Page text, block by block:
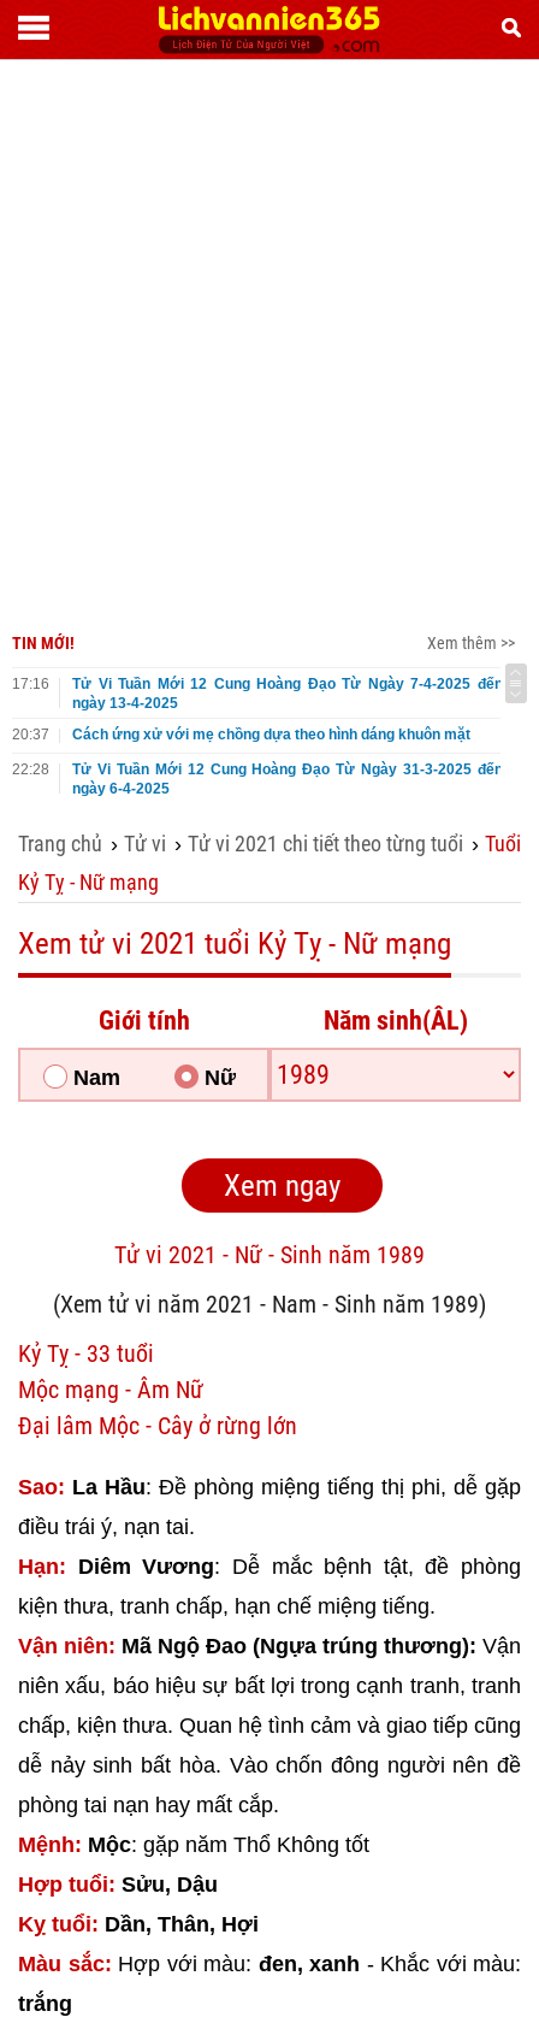
TIN MỚI! Xem thêm >>
17:16
Tử Vi Tuần Mới 12 Cung Hoàng Đạo Từ Ngày 7-4-2025 đến
ngày 13-4-2025
20:37
Cách ứng xử với mẹ chồng dựa theo hình dáng khuôn mặt
22:28
Tử Vi Tuần Mới 12 Cung Hoàng Đạo Từ Ngày 31-3-2025 đến
ngày 6-4-2025
Trang chủ › Tử vi › Tử vi 2021 chi tiết theo từng tuổi › Tuổi
Kỷ Tỵ - Nữ mạng
Xem tử vi 2021 tuổi Kỷ Tỵ - Nữ mạng
Giới tính
Nam Nữ
Năm sinh(ÂL)
Tử vi 2021 - Nữ - Sinh năm 1989
(Xem tử vi năm 2021 - Nam - Sinh năm 1989)
Kỷ Tỵ - 33 tuổi
Mộc mạng - Âm Nữ
Đại lâm Mộc - Cây ở rừng lớn
Sao: La Hầu: Đề phòng miệng tiếng thị phi, dễ gặp
điều trái ý, nạn tai.
Hạn: Diêm Vương: Dễ mắc bệnh tật, đề phòng
kiện thưa, tranh chấp, hạn chế miệng tiếng.
Vận niên: Mã Ngộ Đao (Ngựa trúng thương): Vận
niên xấu, báo hiệu sự bất lợi trong cạnh tranh, tranh
chấp, kiện thưa. Quan hệ tình cảm và giao tiếp cũng
dễ nảy sinh bất hòa. Vào chốn đông người nên đề
phòng tai nạn hay mất cắp.
Mệnh: Mộc: gặp năm Thổ Không tốt
Hợp tuổi: Sửu, Dậu
Kỵ tuổi: Dần, Thân, Hợi
Màu sắc: Hợp với màu: đen, xanh - Khắc với màu:
trắng